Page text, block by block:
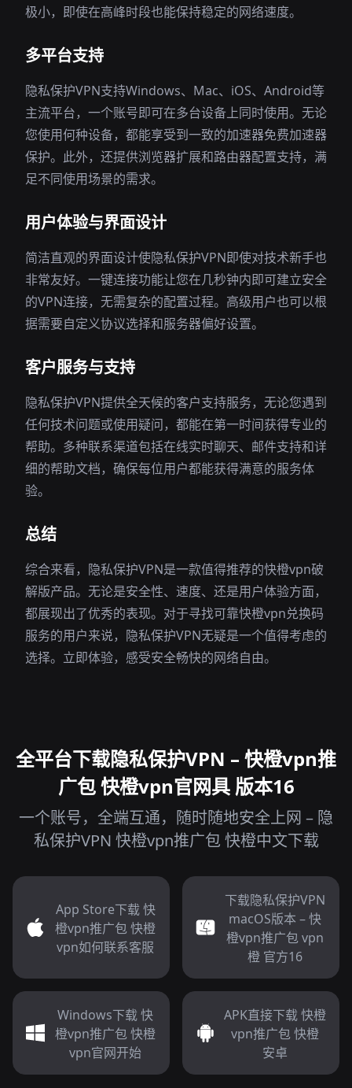
极小，即使在高峰时段也能保持稳定的网络速度。
多平台支持
隐私保护VPN支持Windows、Mac、iOS、Android等
主流平台，一个账号即可在多台设备上同时使用。无论
您使用何种设备，都能享受到一致的加速器免费加速器
保护。此外，还提供浏览器扩展和路由器配置支持，满
足不同使用场景的需求。
用户体验与界面设计
简洁直观的界面设计使隐私保护VPN即使对技术新手也
非常友好。一键连接功能让您在几秒钟内即可建立安全
的VPN连接，无需复杂的配置过程。高级用户也可以根
据需要自定义协议选择和服务器偏好设置。
客户服务与支持
隐私保护VPN提供全天候的客户支持服务，无论您遇到
任何技术问题或使用疑问，都能在第一时间获得专业的
帮助。多种联系渠道包括在线实时聊天、邮件支持和详
细的帮助文档，确保每位用户都能获得满意的服务体
验。
总结
综合来看，隐私保护VPN是一款值得推荐的快橙vpn破
解版产品。无论是安全性、速度、还是用户体验方面，
都展现出了优秀的表现。对于寻找可靠快橙vpn兑换码
服务的用户来说，隐私保护VPN无疑是一个值得考虑的
选择。立即体验，感受安全畅快的网络自由。
全平台下载隐私保护VPN – 快橙vpn推
广包 快橙vpn官网具 版本16
一个账号，全端互通，随时随地安全上网 – 隐
私保护VPN 快橙vpn推广包 快橙中文下载
App Store下载 快
橙vpn推广包 快橙
vpn如何联系客服
下载隐私保护VPN
macOS版本 – 快
橙vpn推广包 vpn
橙 官方16
Windows下载 快
橙vpn推广包 快橙
vpn官网开始
APK直接下载 快橙
vpn推广包 快橙
安卓